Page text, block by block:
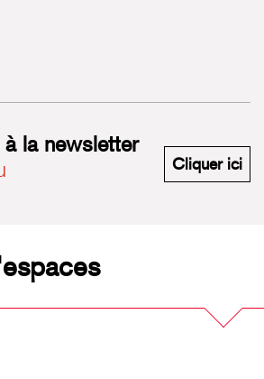
la newsletter
Cliquer ici